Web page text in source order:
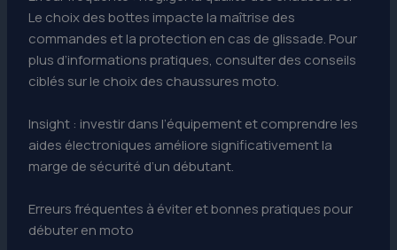
Le choix des bottes impacte la maîtrise des
commandes et la protection en cas de glissade. Pour
plus d’informations pratiques, consulter des conseils
ciblés sur le choix des chaussures moto.
Insight : investir dans l’équipement et comprendre les
aides électroniques améliore significativement la
marge de sécurité d’un débutant.
Erreurs fréquentes à éviter et bonnes pratiques pour
débuter en moto